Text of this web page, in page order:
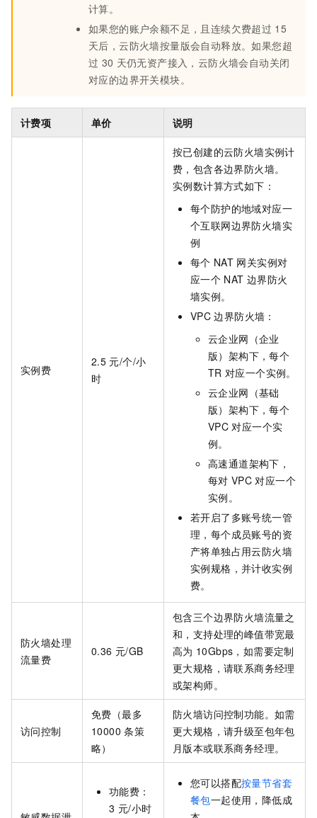
计算。
如果您的账户余额不足，且连续欠费超过 15
天后，云防火墙按量版会自动释放。如果您超
过 30 天仍无资产接入，云防火墙会自动关闭
对应的边界开关模块。
计费项 单价 说明
实例费
2.5 元/个/小
时
按已创建的云防火墙实例计
费，包含各边界防火墙。
实例数计算方式如下：
每个防护的地域对应一
个互联网边界防火墙实
例
每个 NAT 网关实例对
应一个 NAT 边界防火
墙实例。
VPC 边界防火墙：
云企业网（企业
版）架构下，每个
TR 对应一个实例。
云企业网（基础
版）架构下，每个
VPC 对应一个实
例。
高速通道架构下，
每对 VPC 对应一个
实例。
若开启了多账号统一管
理，每个成员账号的资
产将单独占用云防火墙
实例规格，并计收实例
费。
防火墙处理
流量费
0.36 元/GB
包含三个边界防火墙流量之
和，支持处理的峰值带宽最
高为 10Gbps，如需要定制
更大规格，请联系商务经理
或架构师。
访问控制
免费（最多
10000 条策
略）
防火墙访问控制功能。如需
更大规格，请升级至包年包
月版本或联系商务经理。
功能费：
3 元/小时
您可以搭配按量节省套
餐包一起使用，降低成